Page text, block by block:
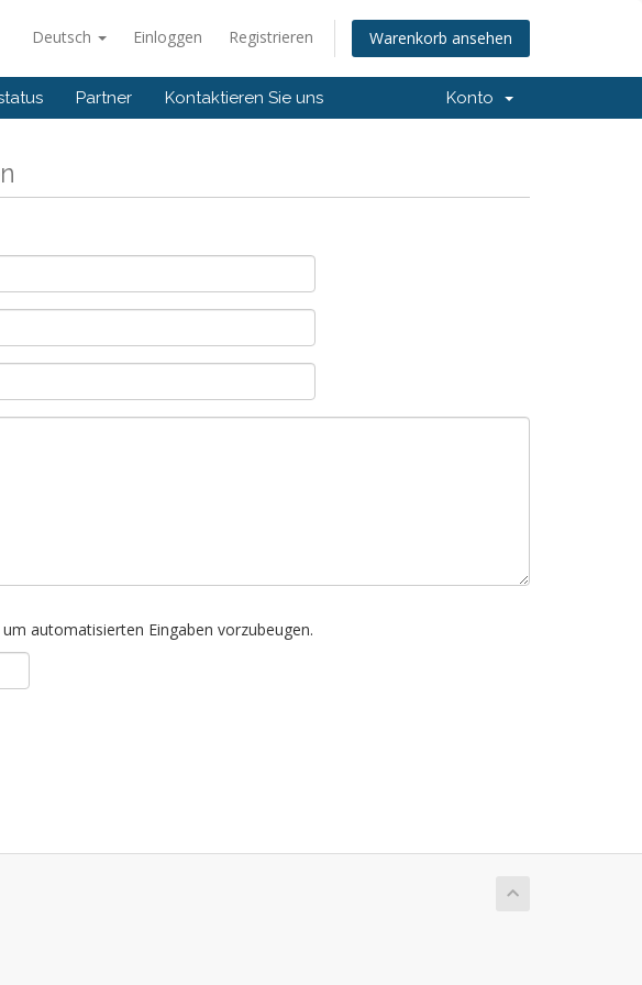
Deutsch Einloggen Registrieren Warenkorb ansehen
Partner Kontaktieren Sie uns Konto
automatisierten Eingaben vorzubeugen.